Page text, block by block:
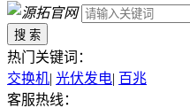
搜 索
热门关键词：
交换机| 光伏发电| 百兆
客服热线：